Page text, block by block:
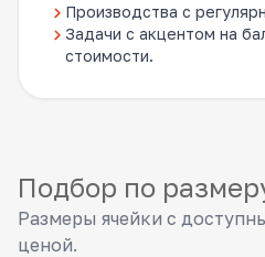
Производства с
Задачи с акцентом на
стоимости.
Подбор по
Размеры ячейки с
ценой.